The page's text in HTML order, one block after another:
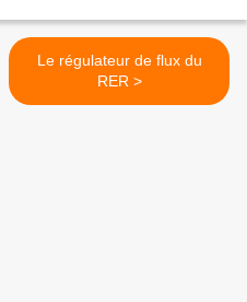
Le régulateur de flux du
RER >